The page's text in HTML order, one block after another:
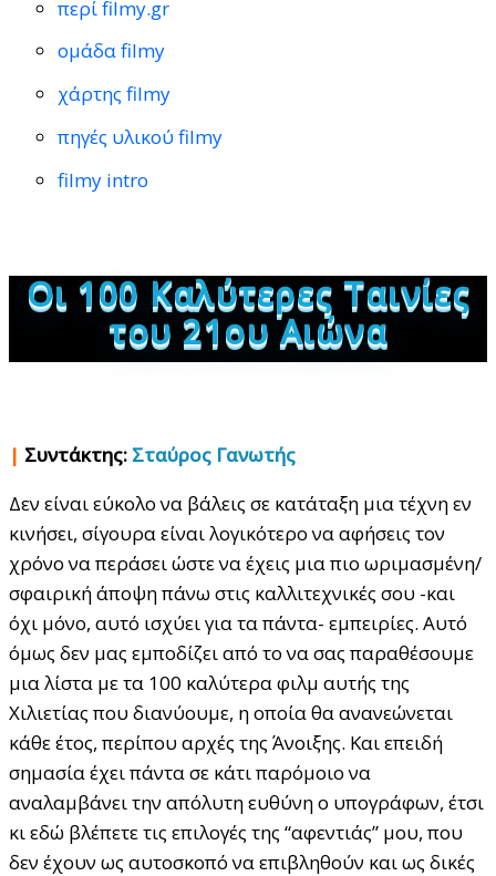
περί filmy.gr
ομάδα filmy
χάρτης filmy
πηγές υλικού filmy
filmy intro
Οι 100 Καλύτερες Ταινίες
του 21ου Αιώνα
| Συντάκτης: Σταύρος Γανωτής
Δεν είναι εύκολο να βάλεις σε κατάταξη μια τέχνη εν
κινήσει, σίγουρα είναι λογικότερο να αφήσεις τον
χρόνο να περάσει ώστε να έχεις μια πιο ωριμασμένη/
σφαιρική άποψη πάνω στις καλλιτεχνικές σου -και
όχι μόνο, αυτό ισχύει για τα πάντα- εμπειρίες. Αυτό
όμως δεν μας εμποδίζει από το να σας παραθέσουμε
μια λίστα με τα 100 καλύτερα φιλμ αυτής της
Χιλιετίας που διανύουμε, η οποία θα ανανεώνεται
κάθε έτος, περίπου αρχές της Άνοιξης. Και επειδή
σημασία έχει πάντα σε κάτι παρόμοιο να
αναλαμβάνει την απόλυτη ευθύνη ο υπογράφων, έτσι
κι εδώ βλέπετε τις επιλογές της “αφεντιάς” μου, που
δεν έχουν ως αυτοσκοπό να επιβληθούν και ως δικές